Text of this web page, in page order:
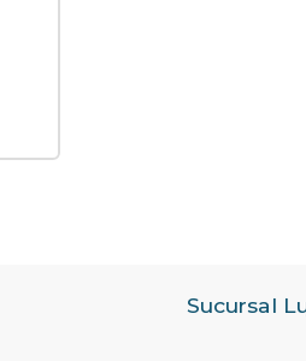
Sucursal